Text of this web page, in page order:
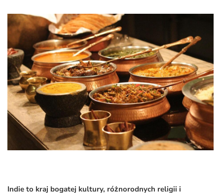
Indie to kraj bogatej kultury, różnorodnych religii i